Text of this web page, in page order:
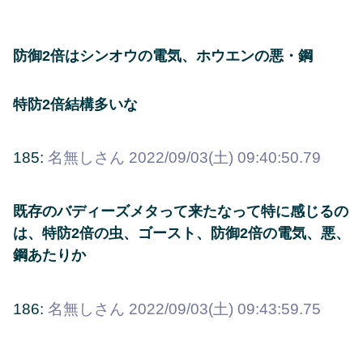
防御2倍はシンオウの電気、ホウエンの悪・鋼
特防2倍結構多いな
185: 名無しさん 2022/09/03(土) 09:40:50.79
既存のバディーズメタって来たなって特に感じるの
は、特防2倍の虫、ゴースト、防御2倍の電気、悪、
鋼あたりか
186: 名無しさん 2022/09/03(土) 09:43:59.75